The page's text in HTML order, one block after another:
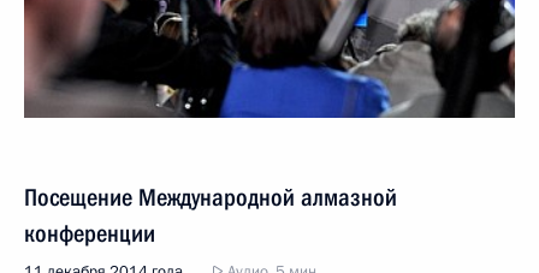
Посещение Международной алмазной
конференции